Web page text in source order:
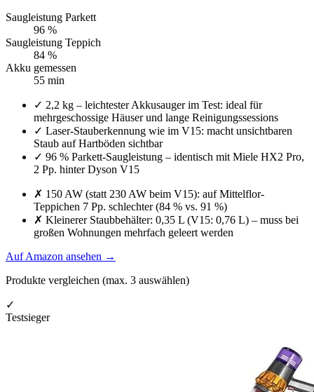
Saugleistung Parkett
96 %
Saugleistung Teppich
84 %
Akku gemessen
55 min
✓ 2,2 kg – leichtester Akkusauger im Test: ideal für
mehrgeschossige Häuser und lange Reinigungssessions
✓ Laser-Stauberkennung wie im V15: macht unsichtbaren
Staub auf Hartböden sichtbar
✓ 96 % Parkett-Saugleistung – identisch mit Miele HX2 Pro,
2 Pp. hinter Dyson V15
✗ 150 AW (statt 230 AW beim V15): auf Mittelflor-
Teppichen 7 Pp. schlechter (84 % vs. 91 %)
✗ Kleinerer Staubbehälter: 0,35 L (V15: 0,76 L) – muss bei
großen Wohnungen mehrfach geleert werden
Auf Amazon ansehen →
Produkte vergleichen (max. 3 auswählen)
✓
Testsieger